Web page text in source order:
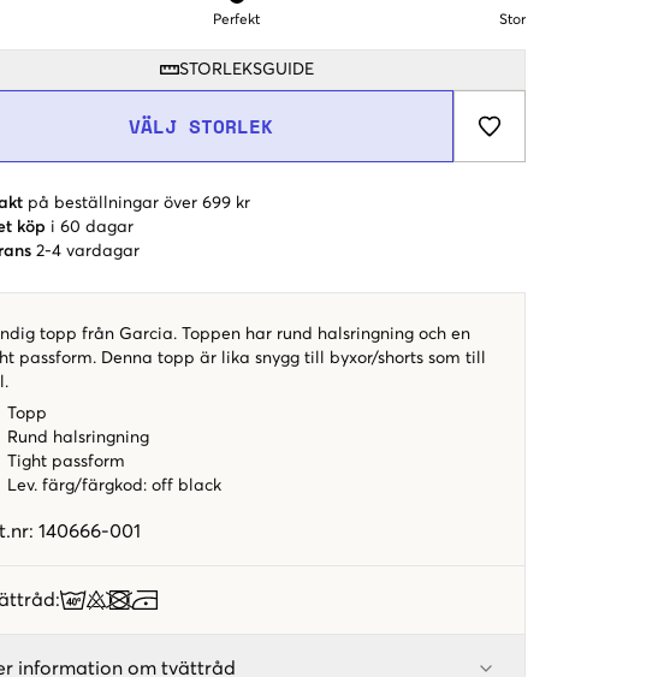
Perfekt Stor
STORLEKSGUIDE
VÄLJ STORLEK
på beställningar över 699 kr
köp i 60 dagar
2-4 vardagar
topp från Garcia. Toppen har rund halsringning och en
passform. Denna topp är lika snygg till byxor/shorts som till
Topp
Rund halsringning
Tight passform
Lev. färg/färgkod : off black
: 140666-001
:
information om tvättråd